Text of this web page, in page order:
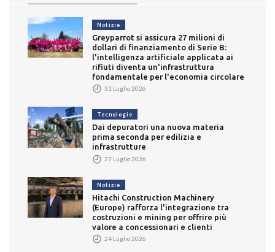
Notizie
Greyparrot si assicura 27 milioni di
dollari di finanziamento di Serie B:
l'intelligenza artificiale applicata ai
rifiuti diventa un'infrastruttura
fondamentale per l'economia circolare
31 Luglio 2026
Tecnologie
Dai depuratori una nuova materia
prima seconda per edilizia e
infrastrutture
27 Luglio 2026
Notizie
Hitachi Construction Machinery
(Europe) rafforza l'integrazione tra
costruzioni e mining per offrire più
valore a concessionari e clienti
24 Luglio 2026